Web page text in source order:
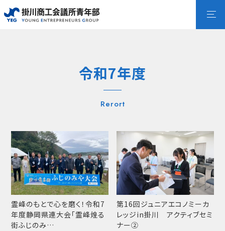
令和7年度
Rerort
霊峰のもとで心を磨く！令和7
年度静岡県連大会「霊峰煌る
街ふじのみ…
第16回ジュニアエコノミーカ
レッジin掛川 アクティブセミ
ナー②